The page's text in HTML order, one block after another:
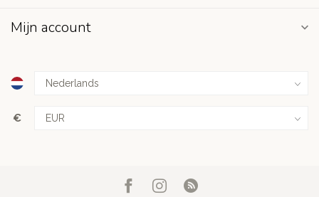
Mijn account
€